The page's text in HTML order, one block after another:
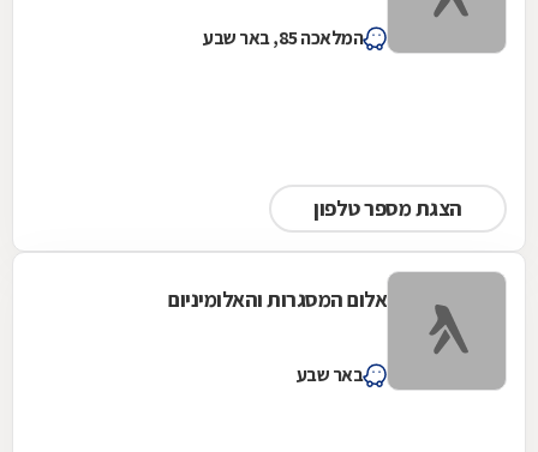
המלאכה 85, באר שבע
הצגת מספר טלפון
אלום המסגרות והאלומיניום
באר שבע